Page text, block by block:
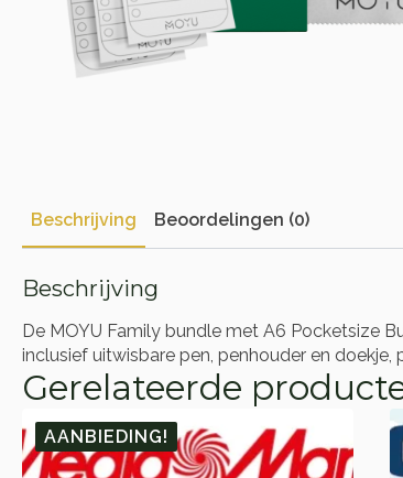
Beschrijving Beoordelingen (0)
Beschrijving
De MOYU Family bundle met A6 Pocketsize
inclusief uitwisbare pen, penhouder en
Gerelateerde
AANBIEDING!